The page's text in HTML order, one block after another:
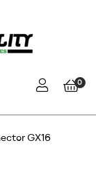
0
GX16